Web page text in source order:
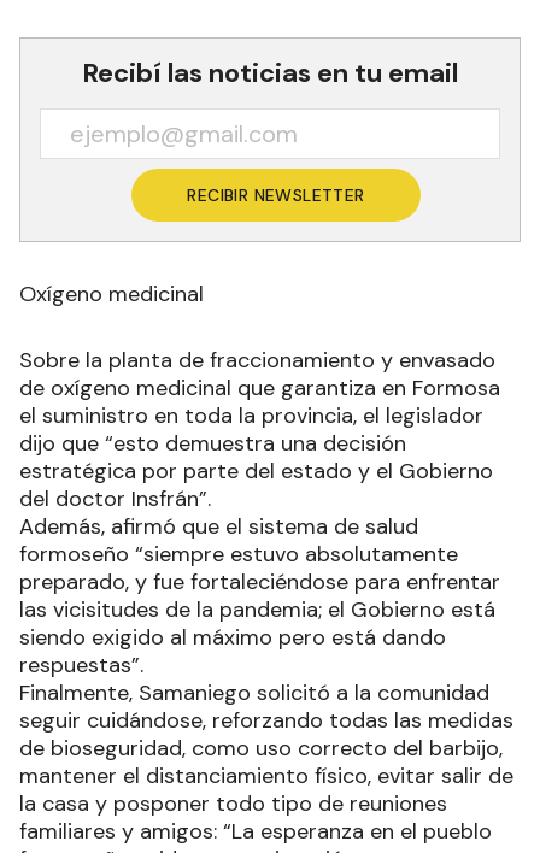
Recibí las noticias en tu email
RECIBIR NEWSLETTER
Oxígeno medicinal
Sobre la planta de fraccionamiento y envasado
de oxígeno medicinal que garantiza en Formosa
el suministro en toda la provincia, el legislador
dijo que “esto demuestra una decisión
estratégica por parte del estado y el Gobierno
del doctor Insfrán”.
Además, afirmó que el sistema de salud
formoseño “siempre estuvo absolutamente
preparado, y fue fortaleciéndose para enfrentar
las vicisitudes de la pandemia; el Gobierno está
siendo exigido al máximo pero está dando
respuestas”.
Finalmente, Samaniego solicitó a la comunidad
seguir cuidándose, reforzando todas las medidas
de bioseguridad, como uso correcto del barbijo,
mantener el distanciamiento físico, evitar salir de
la casa y posponer todo tipo de reuniones
familiares y amigos: “La esperanza en el pueblo